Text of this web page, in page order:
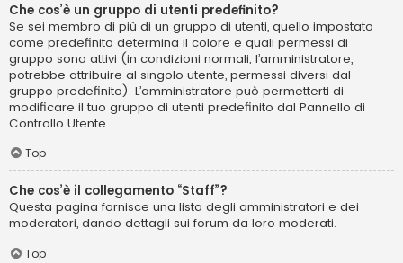
Che cos’è un gruppo di utenti predefinito?
Se sei membro di più di un gruppo di utenti, quello impostato
come predefinito determina il colore e quali permessi di
gruppo sono attivi (in condizioni normali; l’amministratore,
potrebbe attribuire al singolo utente, permessi diversi dal
gruppo predefinito). L’amministratore può permetterti di
modificare il tuo gruppo di utenti predefinito dal Pannello di
Controllo Utente.
Top
Che cos’è il collegamento “Staff”?
Questa pagina fornisce una lista degli amministratori e dei
moderatori, dando dettagli sui forum da loro moderati.
Top